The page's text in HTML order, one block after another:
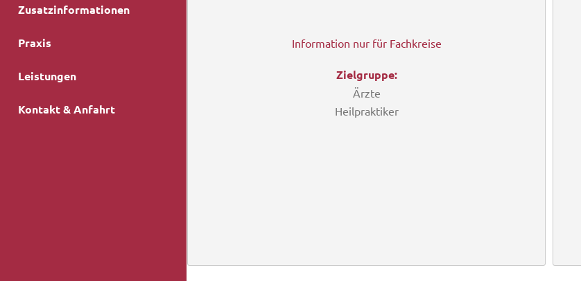
Zusatzinformationen
Praxis
Leistungen
Kontakt & Anfahrt
Information nur für Fachkreise
Zielgruppe:
Ärzte
Heilpraktiker